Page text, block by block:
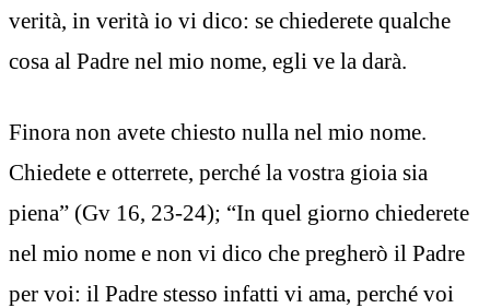
verità, in verità io vi dico: se chiederete qualche
cosa al Padre nel mio nome, egli ve la darà.
Finora non avete chiesto nulla nel mio nome.
Chiedete e otterrete, perché la vostra gioia sia
piena” (Gv 16, 23-24); “In quel giorno chiederete
nel mio nome e non vi dico che pregherò il Padre
per voi: il Padre stesso infatti vi ama, perché voi